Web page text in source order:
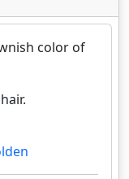
color of